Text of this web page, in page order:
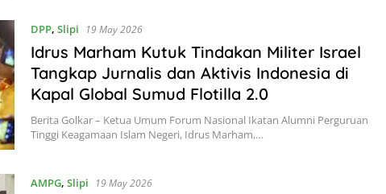
DPP, Slipi 19 May 2026
Idrus Marham Kutuk Tindakan Militer Israel
Tangkap Jurnalis dan Aktivis Indonesia di
Kapal Global Sumud Flotilla 2.0
Berita Golkar – Ketua Umum Forum Nasional Ikatan Alumni Perguruan
Tinggi Keagamaan Islam Negeri, Idrus Marham,…
AMPG, Slipi 19 May 2026